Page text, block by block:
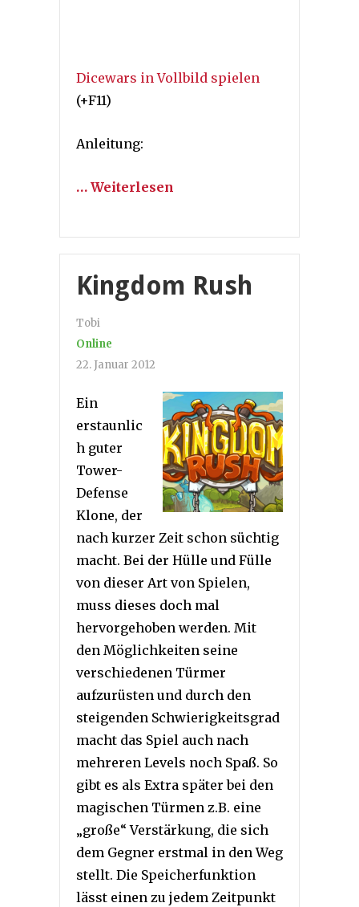
Dicewars in Vollbild spielen
(+F11)
Anleitung:
… Weiterlesen
Kingdom Rush
Tobi
Online
22. Januar 2012
Ein
erstaunlic
h guter
Tower-
Defense
Klone, der
nach kurzer Zeit schon süchtig
macht. Bei der Hülle und Fülle
von dieser Art von Spielen,
muss dieses doch mal
hervorgehoben werden. Mit
den Möglichkeiten seine
verschiedenen Türmer
aufzurüsten und durch den
steigenden Schwierigkeitsgrad
macht das Spiel auch nach
mehreren Levels noch Spaß. So
gibt es als Extra später bei den
magischen Türmen z.B. eine
„große“ Verstärkung, die sich
dem Gegner erstmal in den Weg
stellt. Die Speicherfunktion
lässt einen zu jedem Zeitpunkt